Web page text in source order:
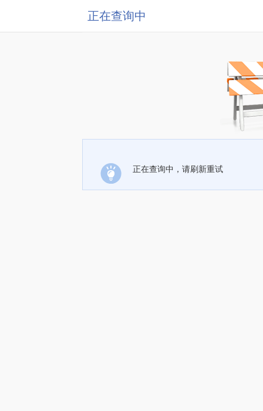
正在查询中
正在查询中，请刷新重试